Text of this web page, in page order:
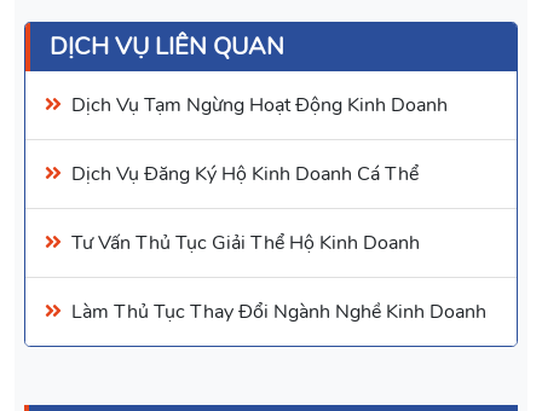
DỊCH VỤ LIÊN QUAN
Dịch Vụ Tạm Ngừng Hoạt Động Kinh Doanh
Dịch Vụ Đăng Ký Hộ Kinh Doanh Cá Thể
Tư Vấn Thủ Tục Giải Thể Hộ Kinh Doanh
Làm Thủ Tục Thay Đổi Ngành Nghề Kinh Doanh